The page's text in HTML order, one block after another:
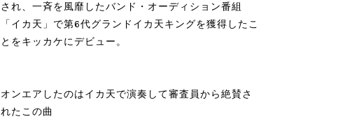
され、一斉を風靡したバンド・オーディション番組
「イカ天」で第6代グランドイカ天キングを獲得したこ
とをキッカケにデビュー。
オンエアしたのはイカ天で演奏して審査員から絶賛さ
れたこの曲